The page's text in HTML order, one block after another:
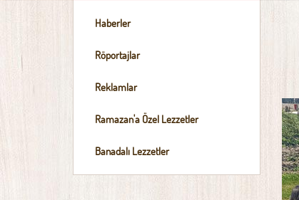
Haberler
Röportajlar
Reklamlar
Ramazan'a Özel Lezzetler
Banadalı Lezzetler